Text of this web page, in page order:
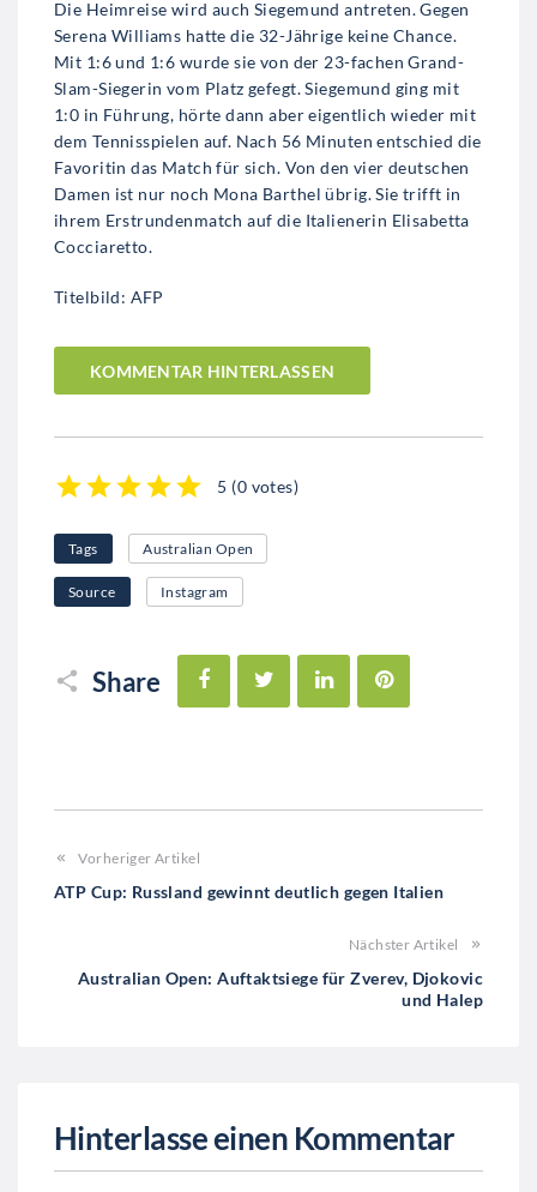
Die Heimreise wird auch Siegemund antreten. Gegen
Serena Williams hatte die 32-Jährige keine Chance.
Mit 1:6 und 1:6 wurde sie von der 23-fachen Grand-
Slam-Siegerin vom Platz gefegt. Siegemund ging mit
1:0 in Führung, hörte dann aber eigentlich wieder mit
dem Tennisspielen auf. Nach 56 Minuten entschied die
Favoritin das Match für sich. Von den vier deutschen
Damen ist nur noch Mona Barthel übrig. Sie trifft in
ihrem Erstrundenmatch auf die Italienerin Elisabetta
Cocciaretto.
Titelbild: AFP
KOMMENTAR HINTERLASSEN
5 (0 votes)
Tags Australian Open
Source Instagram
Share
FacebookTwitter LinkedIn
Vorheriger Artikel
ATP Cup: Russland gewinnt deutlich gegen Italien
Nächster Artikel
Australian Open: Auftaktsiege für Zverev, Djokovic
und Halep
Hinterlasse einen Kommentar